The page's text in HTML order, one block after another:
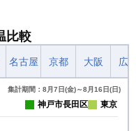
比較
名古屋 京都 大阪 広
集計期間：8月7日(金)～8月16日(日)
神戸市長田区 東京